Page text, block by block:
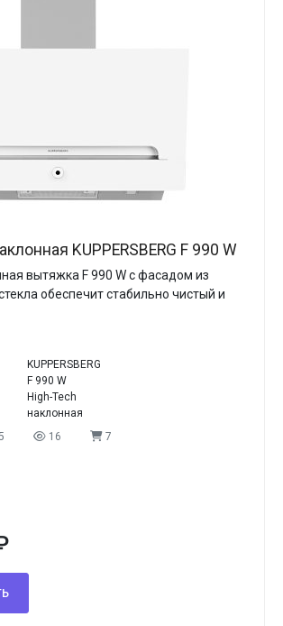
KUPPERSBERG F 990 W
вытяжка F 990 W с фасадом из
обеспечит стабильно чистый и
KUPPERSBERG
F 990 W
High-Tech
наклонная
16 7